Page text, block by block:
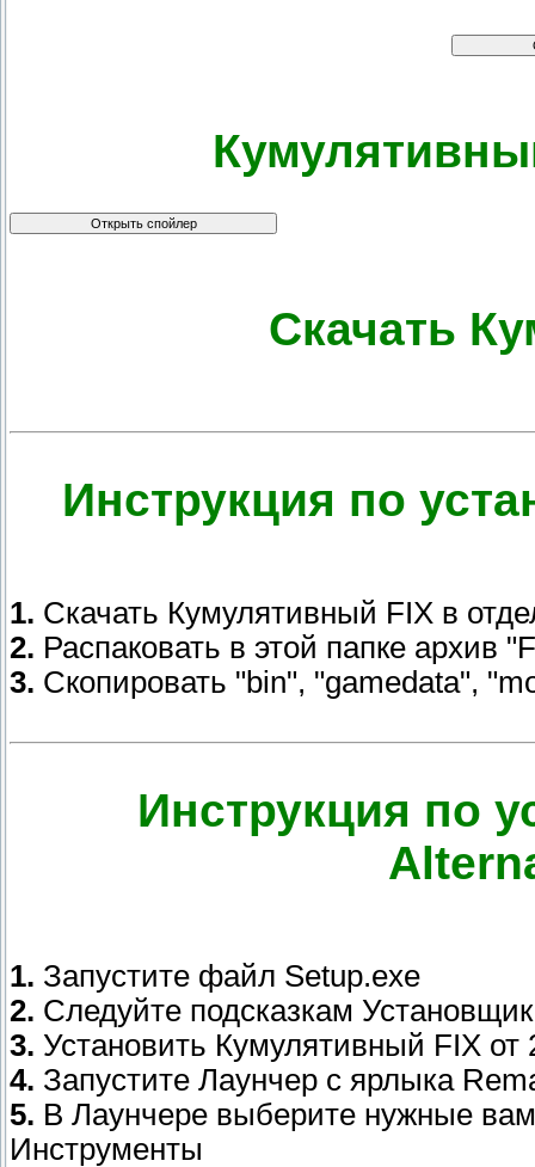
Скачать
Инструкция по
1. Скачать Кумулятивный FIX в
2. Распаковать в этой папке архив
3. Скопировать "bin", "gamedata",
Инструкция по
1. Запустите файл Setup.exe
2. Следуйте подсказкам
3. Установить Кумулятивный FIX от
4. Запустите Лаунчер с ярлыка
5. В Лаунчере выберите нужные
Инструменты